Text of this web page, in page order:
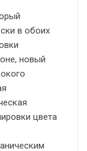
в обоих
новый
цвета